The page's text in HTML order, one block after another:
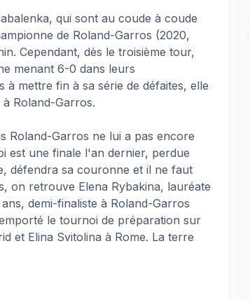
qui sont au coude à coude
de Roland-Garros (2020,
Cependant, dès le troisième tour,
menant 6-0 dans leurs
mettre fin à sa série de défaites, elle
Roland-Garros.
Roland-Garros ne lui a pas encore
est une finale l'an dernier, perdue
défendra sa couronne et il ne faut
on retrouve Elena Rybakina, lauréate
demi-finaliste à Roland-Garros
le tournoi de préparation sur
et Elina Svitolina à Rome. La terre